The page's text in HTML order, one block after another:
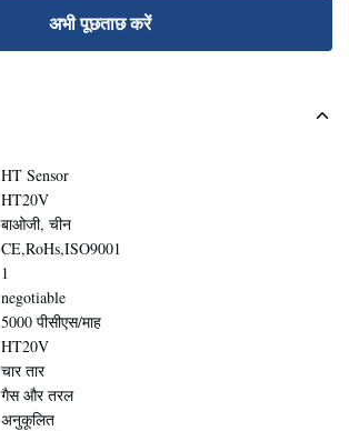
अभी पूछताछ करें
HT Sensor
HT20V
बाओजी, चीन
CE,RoHs,ISO9001
1
negotiable
5000 पीसीएस/माह
HT20V
चार तार
गैस और तरल
अनुकूलित